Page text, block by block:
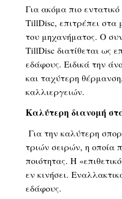
Για ακόμα πιο
TillDisc, επιτρέπει στα
του μηχανήματος. Ο
TillDisc διατίθεται ως
εδάφους. Ειδικά την
και ταχύτερη
καλλιεργειών.
Καλύτερη διανομή
Για την καλύτερη
τριών σειρών, η οποία
ποιότητας. Η
εν κινήσει.
εδάφους.